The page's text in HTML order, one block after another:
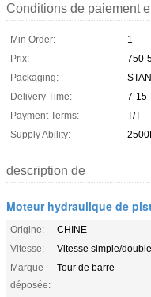
Conditions de paiement
Min Order:
1
Prix:
750-
Packaging:
Delivery Time:
7-15
Payment Terms:
T/T
Supply Ability:
description de
Moteur hydraulique de
Origine:
CHINE
Vitesse:
Vitesse simple/double
Marque
déposée:
Tour de barre